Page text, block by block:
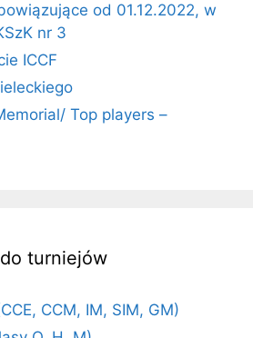
od 01.12.2022, w
nr 3
ICCF
Top players –
turniejów
CCM, IM, SIM, GM)